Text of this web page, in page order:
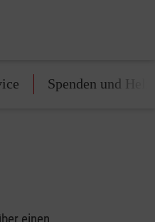
Spenden und